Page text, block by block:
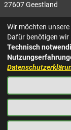
27607 Geestland
Rathaus Bad
Am Markt 8
27624 Geestland
Tel.: 04743 937-2300
KONTAKT
IMPRESSUM
DATENSCHUTZ
BARRIEREFREIHEIT
Wir möchten
Dafür benötigen
Technisch